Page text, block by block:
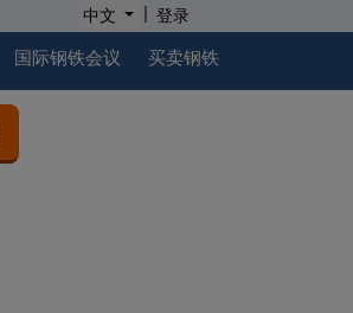
中文 | 登录
国际钢铁会议 买卖钢铁